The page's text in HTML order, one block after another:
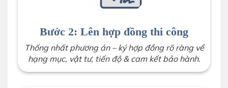
Bước 2: Lên hợp đồng thi công
Thống nhất phương án – ký hợp đồng rõ ràng về
hạng mục, vật tư, tiến độ & cam kết bảo hành.